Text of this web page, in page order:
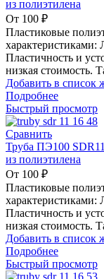
из полиэтилена
От 100 ₽
Пластиковые
характеристиками:
Пластичность и
низкая стоимость.
Добавить в список
Подробнее
Быстрый просмотр
Сравнить
Труба ПЭ100
из полиэтилена
От 100 ₽
Пластиковые
характеристиками:
Пластичность и
низкая стоимость.
Добавить в список
Подробнее
Быстрый просмотр